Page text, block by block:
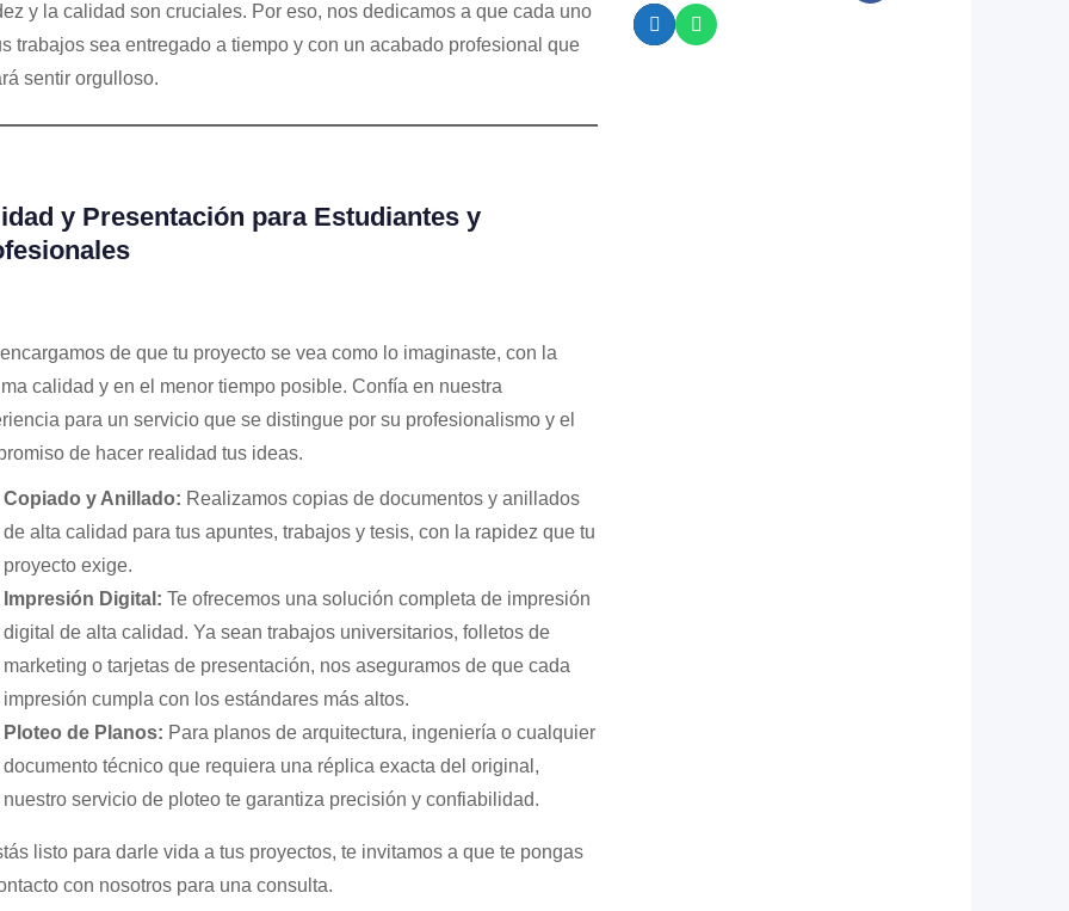
y la calidad son cruciales. Por eso, nos dedicamos a que cada uno
trabajos sea entregado a tiempo y con un acabado profesional que
sentir orgulloso.
y Presentación para Estudiantes y
de que tu proyecto se vea como lo imaginaste, con la
calidad y en el menor tiempo posible. Confía en nuestra
para un servicio que se distingue por su profesionalismo y el
de hacer realidad tus ideas.
Copiado y Anillado: Realizamos copias de documentos y anillados
de alta calidad para tus apuntes, trabajos y tesis, con la rapidez que tu
proyecto exige.
Impresión Digital: Te ofrecemos una solución completa de impresión
digital de alta calidad. Ya sean trabajos universitarios, folletos de
marketing o tarjetas de presentación, nos aseguramos de que cada
impresión cumpla con los estándares más altos.
Ploteo de Planos: Para planos de arquitectura, ingeniería o cualquier
documento técnico que requiera una réplica exacta del original,
nuestro servicio de ploteo te garantiza precisión y confiabilidad.
listo para darle vida a tus proyectos, te invitamos a que te pongas
con nosotros para una consulta.